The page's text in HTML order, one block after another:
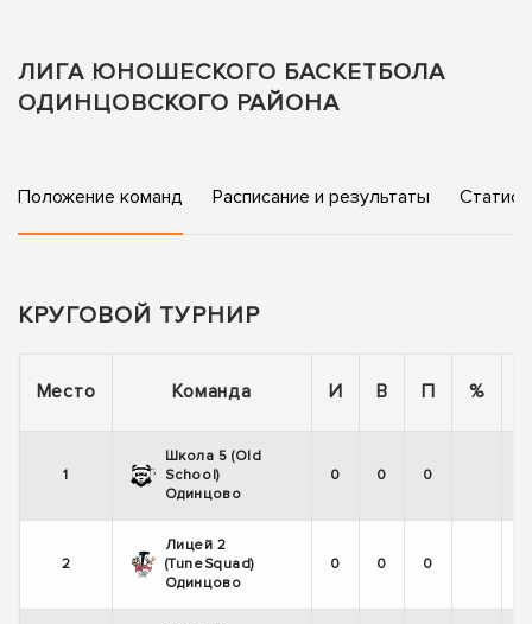
ЛИГА ЮНОШЕСКОГО БАСКЕТБОЛА
ОДИНЦОВСКОГО РАЙОНА
Положение команд Расписание и результаты
КРУГОВОЙ ТУРНИР
Место Команда И В П %
1
Школа 5 (Old
School)
Одинцово
0 0 0
2
Лицей 2
(TuneSquad)
Одинцово
0 0 0